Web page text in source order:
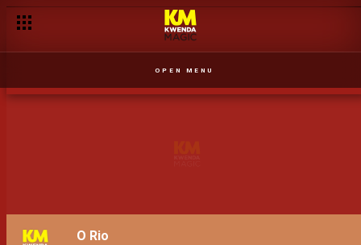
OPEN MENU
O Rio